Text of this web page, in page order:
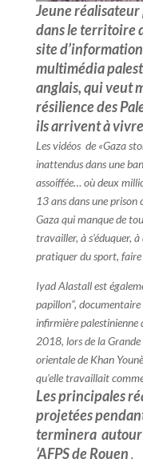
Jeune
dans le territoire
site
multimédia
anglais, qui veut
résilience des
ils arrivent à
Les vidéos de «Gaza
inattendus dans une
assoiffée… où deux
13 ans dans une
Gaza qui manque de
travailler, à s’éduquer,
pratiquer du sport,
Iyad Alastall est
papillon”,
infirmière palestinienne
2018, lors de la
orientale de Khan
qu’elle travaillait
Les principales
projetées
terminera autour
‘AFPS de Rouen .